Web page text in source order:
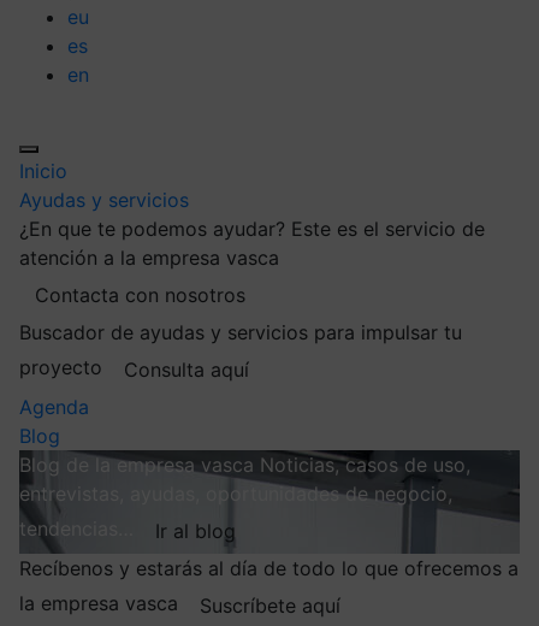
eu
es
en
Inicio
Ayudas y servicios
¿En que te podemos ayudar? Este es el servicio de
atención a la empresa vasca
Contacta con nosotros
Buscador de ayudas y servicios para impulsar tu
proyecto
Consulta aquí
Agenda
Blog
Blog de la empresa vasca Noticias, casos de uso,
entrevistas, ayudas, oportunidades de negocio,
tendencias…
Ir al blog
Recíbenos y estarás al día de todo lo que ofrecemos a
la empresa vasca
Suscríbete aquí